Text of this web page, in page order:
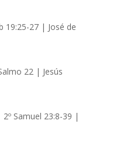
19:25-27| José de
22 | Jesús
2º Samuel 23:8-39 |